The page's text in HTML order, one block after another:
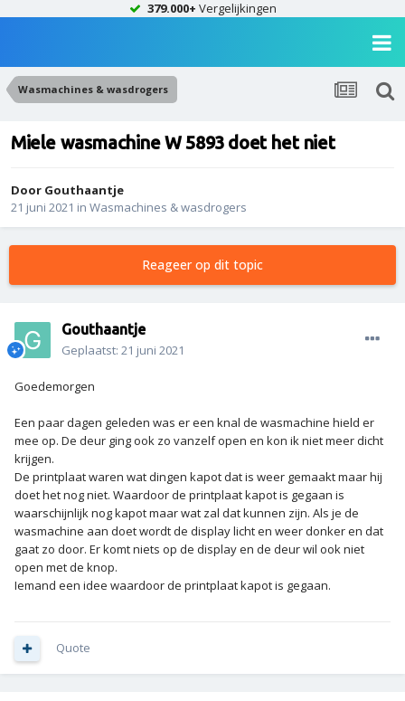
379.000+ Vergelijkingen
Wasmachines & wasdrogers
Miele wasmachine W 5893 doet het niet
Door Gouthaantje
21 juni 2021 in Wasmachines & wasdrogers
Reageer op dit topic
Gouthaantje
Geplaatst: 21 juni 2021
Goedemorgen
Een paar dagen geleden was er een knal de wasmachine hield er
mee op. De deur ging ook zo vanzelf open en kon ik niet meer dicht
krijgen.
De printplaat waren wat dingen kapot dat is weer gemaakt maar hij
doet het nog niet. Waardoor de printplaat kapot is gegaan is
waarschijnlijk nog kapot maar wat zal dat kunnen zijn. Als je de
wasmachine aan doet wordt de display licht en weer donker en dat
gaat zo door. Er komt niets op de display en de deur wil ook niet
open met de knop.
Iemand een idee waardoor de printplaat kapot is gegaan.
Quote